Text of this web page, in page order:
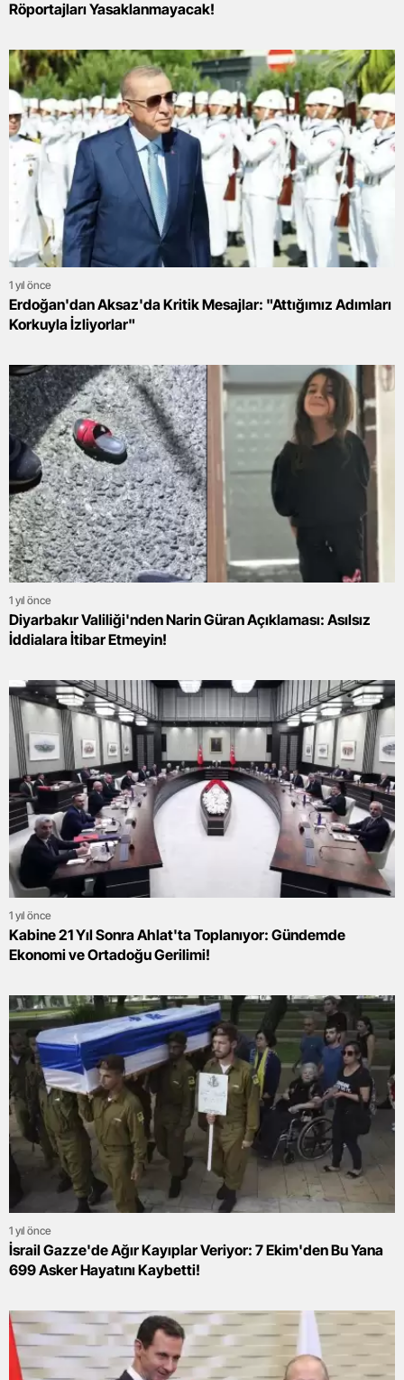
Röportajları Yasaklanmayacak!
1 yıl önce
Erdoğan'dan Aksaz'da Kritik Mesajlar: "Attığımız Adımları
Korkuyla İzliyorlar"
1 yıl önce
Diyarbakır Valiliği'nden Narin Güran Açıklaması: Asılsız
İddialara İtibar Etmeyin!
1 yıl önce
Kabine 21 Yıl Sonra Ahlat'ta Toplanıyor: Gündemde
Ekonomi ve Ortadoğu Gerilimi!
1 yıl önce
İsrail Gazze'de Ağır Kayıplar Veriyor: 7 Ekim'den Bu Yana
699 Asker Hayatını Kaybetti!